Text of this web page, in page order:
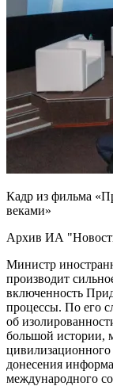
Кадр из фильма
веками»
Архив ИА
Министр
производит
включенность
процессы. По его
об
большой истории,
донесения
международного